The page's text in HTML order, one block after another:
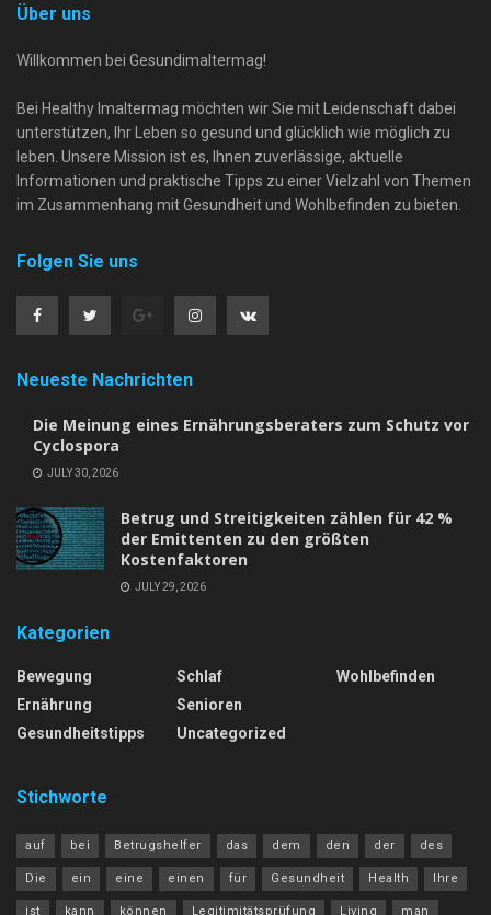
Über uns
Willkommen bei Gesundimaltermag!
Bei Healthy Imaltermag möchten wir Sie mit Leidenschaft dabei
unterstützen, Ihr Leben so gesund und glücklich wie möglich zu
leben. Unsere Mission ist es, Ihnen zuverlässige, aktuelle
Informationen und praktische Tipps zu einer Vielzahl von Themen
im Zusammenhang mit Gesundheit und Wohlbefinden zu bieten.
Folgen Sie uns
Neueste Nachrichten
Die Meinung eines Ernährungsberaters zum Schutz vor
Cyclospora
JULY 30, 2026
Betrug und Streitigkeiten zählen für 42 %
der Emittenten zu den größten
Kostenfaktoren
JULY 29, 2026
Kategorien
Bewegung
Ernährung
Gesundheitstipps
Schlaf
Senioren
Uncategorized
Wohlbefinden
Stichworte
auf bei Betrugshelfer das dem den der des
Die ein eine einen für Gesundheit Health Ihre
ist kann können Legitimitätsprüfung Living man